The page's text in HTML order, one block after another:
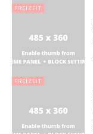
FREIZEIT
FREIZEIT